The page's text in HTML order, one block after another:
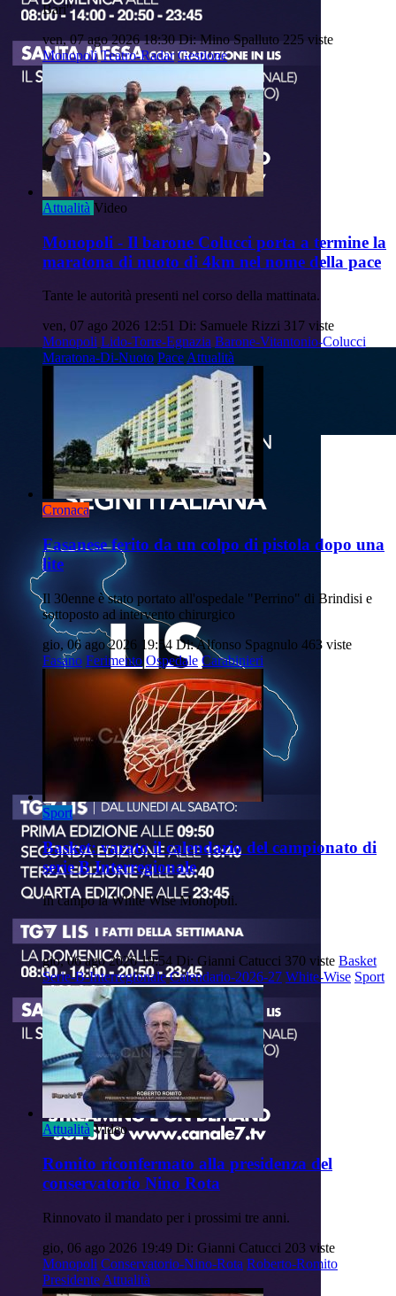
Bari"
ven, 07 ago 2026 18:30 Di: Mino Spalluto 225 viste
Monopoli Teatro-Radar Gestione
Attualità Video
Monopoli - Il barone Colucci porta a termine la
maratona di nuoto di 4km nel nome della pace
Tante le autorità presenti nel corso della mattinata.
ven, 07 ago 2026 12:51 Di: Samuele Rizzi 317 viste
Monopoli Lido-Torre-Egnazia Barone-Vitantonio-Colucci
Maratona-Di-Nuoto PaceAttualità
Cronaca
Fasanese ferito da un colpo di pistola dopo una
lite
Il 30enne è stato portato all'ospedale "Perrino" di Brindisi e
sottoposto ad intervento chirurgico
gio, 06 ago 2026 19:54 Di: Alfonso Spagnulo 463 viste
Fasano Ferimento Ospedale Carabinieri
Sport
Basket: varato il calendario del campionato di
serie B Interregionale
In campo la White Wise Monopoli.
gio, 06 ago 2026 19:54 Di: Gianni Catucci 370 viste Basket
Serie-B-Interregionale Calendario-2026-27 White-Wise Sport
Attualità Video
Romito riconfermato alla presidenza del
conservatorio Nino Rota
Rinnovato il mandato per i prossimi tre anni.
gio, 06 ago 2026 19:49 Di: Gianni Catucci 203 viste
Monopoli Conservatorio-Nino-Rota Roberto-Romito
Presidente Attualità